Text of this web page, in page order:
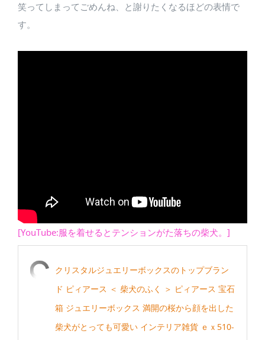
笑ってしまってごめんね、と謝りたくなるほどの表情で
す。
[YouTube:服を着せるとテンションがた落ちの柴犬。]
クリスタルジュエリーボックスのトップブラン
ド ピィアース ＜ 柴犬のふく ＞ ピィアース 宝石
箱 ジュエリーボックス 満開の桜から顔を出した
柴犬がとっても可愛い インテリア雑貨 ｅｘ510-